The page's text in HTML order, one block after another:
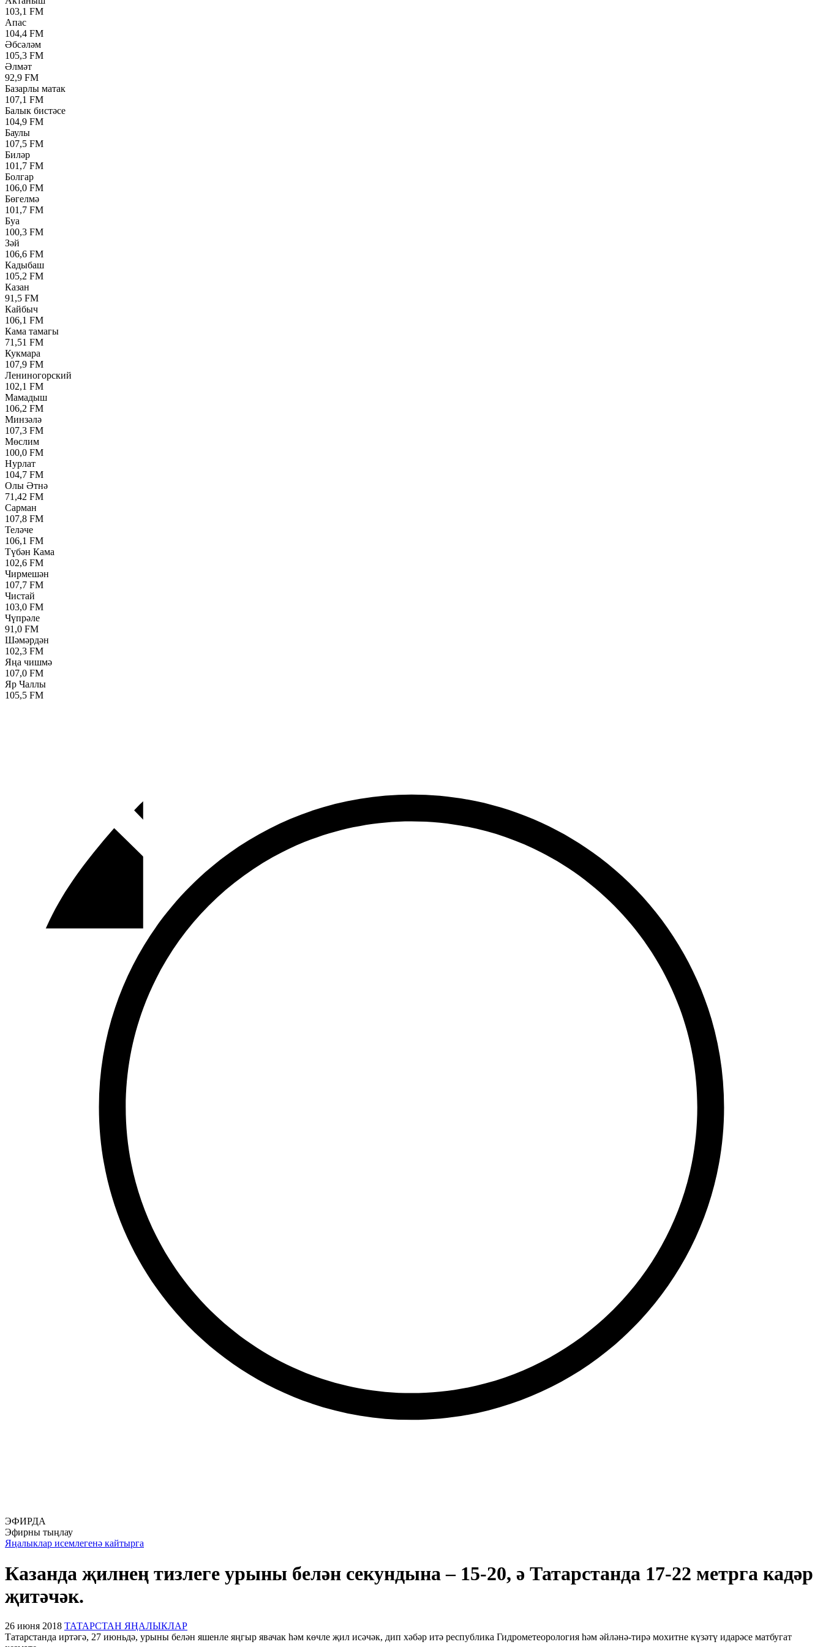
103,1 FM
Апас
104,4 FM
Әбсәләм
105,3 FM
Әлмәт
92,9 FM
Базарлы матак
107,1 FM
Балык бистәсе
104,9 FM
Баулы
107,5 FM
Биләр
101,7 FM
Болгар
106,0 FM
Бөгелмә
101,7 FM
Буа
100,3 FM
Зәй
106,6 FM
Кадыбаш
105,2 FM
Казан
91,5 FM
Кайбыч
106,1 FM
Кама тамагы
71,51 FM
Кукмара
107,9 FM
Лениногорский
102,1 FM
Мамадыш
106,2 FM
Минзәлә
107,3 FM
Мөслим
100,0 FM
Нурлат
104,7 FM
Олы Әтнә
71,42 FM
Сарман
107,8 FM
Теләче
106,1 FM
Түбән Кама
102,6 FM
Чирмешән
107,7 FM
Чистай
103,0 FM
Чүпрәле
91,0 FM
Шәмәрдән
102,3 FM
Яңа чишмә
107,0 FM
Яр Чаллы
105,5 FM
ЭФИРДА
Эфирны тыңлау
Яңалыклар исемлегенә кайтырга
Казанда җилнең тизлеге урыны белән секундына – 15-20, ә Татарстанда 17-22 метрга кадәр
җитәчәк.
26 июня 2018 ТАТАРСТАН ЯҢАЛЫКЛАР
Татарстанда иртәгә, 27 июньдә, урыны белән яшенле яңгыр явачак һәм көчле җил исәчәк, дип хәбәр итә республика Гидрометеорология һәм әйләнә-тирә мохитне күзәтү идарәсе матбугат